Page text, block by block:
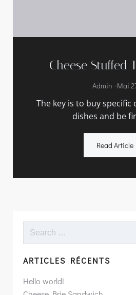
Cheese Stuffed
Admin -Mai
The key is to buy specific
dishes and be
Read Article
Search
ARTICLES RÉCENTS
Hello world!